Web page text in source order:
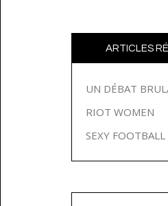
ARTICLES
UN DÉBAT
RIOT WOMEN
SEXY FOOTBALL